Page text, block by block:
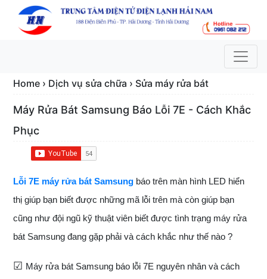
Home › Dịch vụ sửa chữa › Sửa máy rửa bát
Máy Rửa Bát Samsung Báo Lỗi 7E - Cách Khắc
Phục
Lỗi 7E máy rửa bát Samsung báo trên màn hình LED hiển
thị giúp bạn biết được những mã lỗi trên mà còn giúp bạn
cũng như đội ngũ kỹ thuật viên biết được tình trạng máy rửa
bát Samsung đang gặp phải và cách khắc như thế nào ?
☑ Máy rửa bát Samsung báo lỗi 7E nguyên nhân và cách